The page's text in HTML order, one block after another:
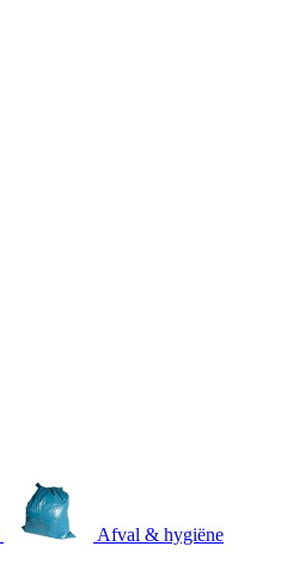
Afval & hygiëne